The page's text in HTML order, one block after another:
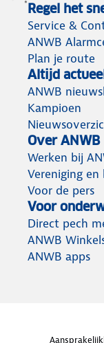
Regel het
Service &
ANWB
Plan je route
Altijd
ANWB
Kampioen
Over ANWB
Werken bij
Vereniging
Voor de pers
Voor
Direct pech
ANWB
ANWB apps